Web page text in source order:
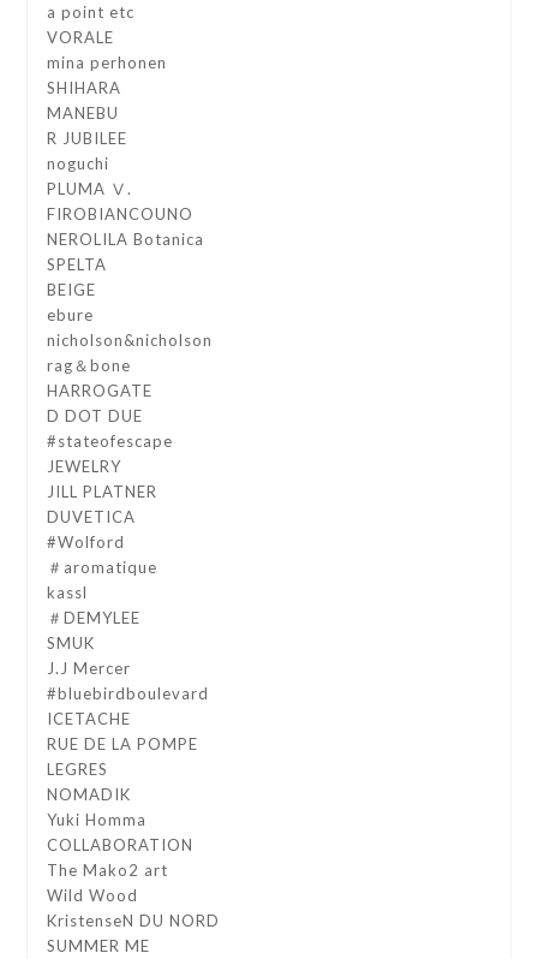
a point etc
VORALE
mina perhonen
SHIHARA
MANEBU
R JUBILEE
noguchi
PLUMA Ⅴ.
FIROBIANCOUNO
NEROLILA Botanica
SPELTA
BEIGE
ebure
nicholson&nicholson
rag＆bone
HARROGATE
D DOT DUE
#stateofescape
JEWELRY
JILL PLATNER
DUVETICA
#Wolford
＃aromatique
kassl
＃DEMYLEE
SMUK
J.J Mercer
#bluebirdboulevard
ICETACHE
RUE DE LA POMPE
LEGRES
NOMADIK
Yuki Homma
COLLABORATION
The Mako2 art
Wild Wood
KristenseN DU NORD
SUMMER ME